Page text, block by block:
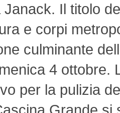
Il titolo
e corpi
culminante
4 ottobre.
per la pulizia